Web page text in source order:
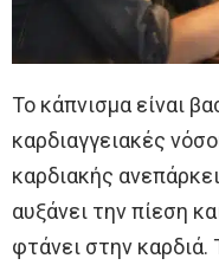
Το κάπνισμα είναι
καρδιαγγειακές
καρδιακής
αυξάνει την πίεση
φτάνει στην